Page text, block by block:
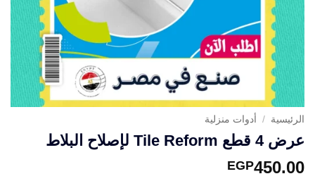
الرئيسية / أدوات منزلية
عرض 4 قطع Tile Reform لإصلاح البلاط
EGP450.00